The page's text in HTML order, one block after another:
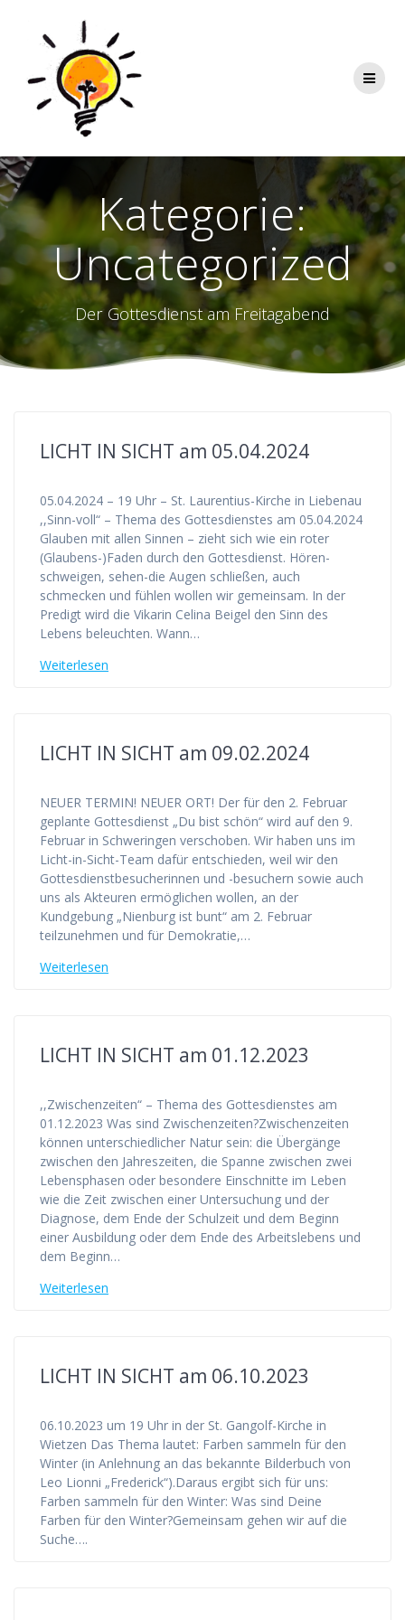
Kategorie:
Uncategorized
Der Gottesdienst am Freitagabend
LICHT IN SICHT am 05.04.2024
05.04.2024 – 19 Uhr – St. Laurentius-Kirche in Liebenau
,,Sinn-voll“ – Thema des Gottesdienstes am 05.04.2024
Glauben mit allen Sinnen – zieht sich wie ein roter
(Glaubens-)Faden durch den Gottesdienst. Hören-
schweigen, sehen-die Augen schließen, auch
schmecken und fühlen wollen wir gemeinsam. In der
Predigt wird die Vikarin Celina Beigel den Sinn des
Lebens beleuchten. Wann…
Weiterlesen
LICHT IN SICHT am 09.02.2024
NEUER TERMIN! NEUER ORT! Der für den 2. Februar
geplante Gottesdienst „Du bist schön“ wird auf den 9.
Februar in Schweringen verschoben. Wir haben uns im
Licht-in-Sicht-Team dafür entschieden, weil wir den
Gottesdienstbesucherinnen und -besuchern sowie auch
uns als Akteuren ermöglichen wollen, an der
Kundgebung „Nienburg ist bunt“ am 2. Februar
teilzunehmen und für Demokratie,…
Weiterlesen
LICHT IN SICHT am 01.12.2023
,,Zwischenzeiten“ – Thema des Gottesdienstes am
01.12.2023 Was sind Zwischenzeiten?Zwischenzeiten
können unterschiedlicher Natur sein: die Übergänge
zwischen den Jahreszeiten, die Spanne zwischen zwei
Lebensphasen oder besondere Einschnitte im Leben
wie die Zeit zwischen einer Untersuchung und der
Diagnose, dem Ende der Schulzeit und dem Beginn
einer Ausbildung oder dem Ende des Arbeitslebens und
dem Beginn…
Weiterlesen
LICHT IN SICHT am 06.10.2023
06.10.2023 um 19 Uhr in der St. Gangolf-Kirche in
Wietzen Das Thema lautet: Farben sammeln für den
Winter (in Anlehnung an das bekannte Bilderbuch von
Leo Lionni „Frederick“).Daraus ergibt sich für uns:
Farben sammeln für den Winter: Was sind Deine
Farben für den Winter?Gemeinsam gehen wir auf die
Suche….